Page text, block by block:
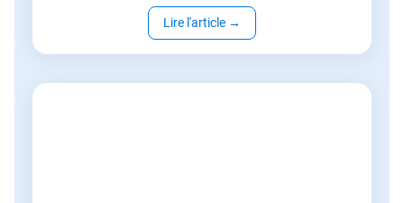
Lire l'article →